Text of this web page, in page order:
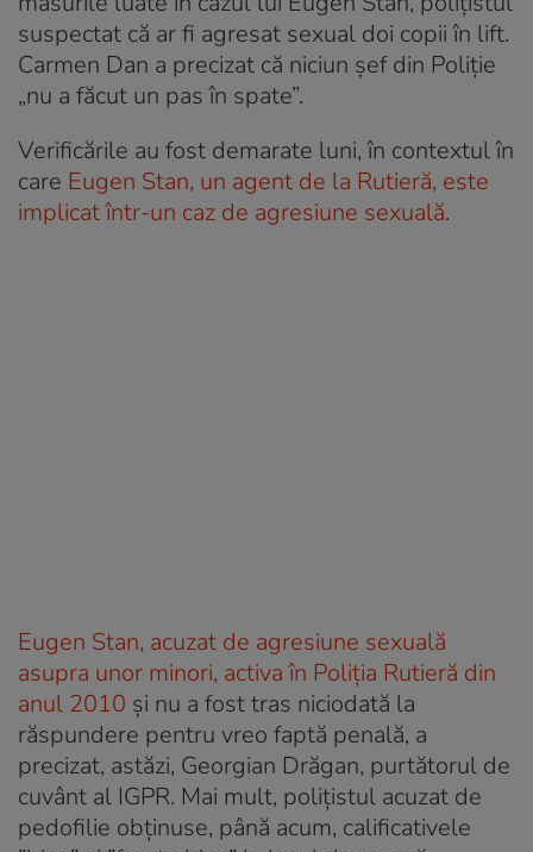
suspectat că ar fi agresat sexual doi copii în lift.
Carmen Dan a precizat că niciun șef din Poliție
„nu a făcut un pas în spate”.
Verificările au fost demarate luni, în contextul în
care Eugen Stan, un agent de la Rutieră, este
implicat într-un caz de agresiune sexuală.
Eugen Stan, acuzat de agresiune sexuală
asupra unor minori, activa în Poliția Rutieră din
anul 2010 și nu a fost tras niciodată la
răspundere pentru vreo faptă penală, a
precizat, astăzi, Georgian Drăgan, purtătorul de
cuvânt al IGPR. Mai mult, polițistul acuzat de
pedofilie obținuse, până acum, calificativele